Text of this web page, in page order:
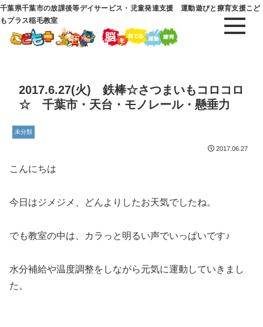
千葉県千葉市の放課後等デイサービス・児童発達支援 運動遊びと療育支援こど
もプラス稲毛教室
2017.6.27(火) 鉄棒☆さつまいもコロコロ
☆ 千葉市・天台・モノレール・懸垂力
未分類
2017.06.27
こんにちは
今日はジメジメ、どんよりしたお天気でしたね。
でも教室の中は、カラっと明るい声でいっぱいです♪
水分補給や温度調整をしながら元気に運動していきまし
た。